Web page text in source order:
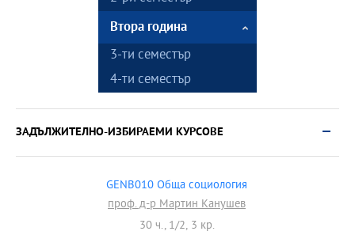
Втора година
3-ти семестър
4-ти семестър
ЗАДЪЛЖИТЕЛНО-ИЗБИРАЕМИ КУРСОВЕ
GENB010 Обща социология
проф. д-р Мартин Канушев
30 ч., 1/2, 3 кр.